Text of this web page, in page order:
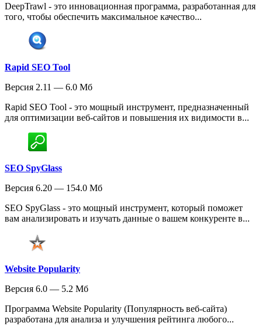
DeepTrawl - это инновационная программа, разработанная для
того, чтобы обеспечить максимальное качество...
Rapid SEO Tool
Версия 2.11 — 6.0 Мб
Rapid SEO Tool - это мощный инструмент, предназначенный
для оптимизации веб-сайтов и повышения их видимости в...
SEO SpyGlass
Версия 6.20 — 154.0 Мб
SEO SpyGlass - это мощный инструмент, который поможет
вам анализировать и изучать данные о вашем конкуренте в...
Website Popularity
Версия 6.0 — 5.2 Мб
Программа Website Popularity (Популярность веб-сайта)
разработана для анализа и улучшения рейтинга любого...